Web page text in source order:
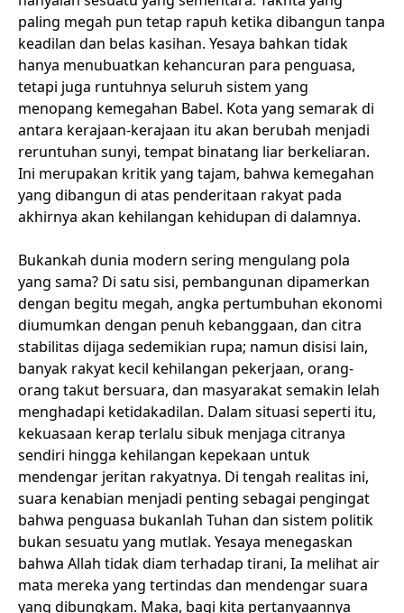
paling megah pun tetap rapuh ketika dibangun tanpa
keadilan dan belas kasihan. Yesaya bahkan tidak
hanya menubuatkan kehancuran para penguasa,
tetapi juga runtuhnya seluruh sistem yang
menopang kemegahan Babel. Kota yang semarak di
antara kerajaan-kerajaan itu akan berubah menjadi
reruntuhan sunyi, tempat binatang liar berkeliaran.
Ini merupakan kritik yang tajam, bahwa kemegahan
yang dibangun di atas penderitaan rakyat pada
akhirnya akan kehilangan kehidupan di dalamnya.
Bukankah dunia modern sering mengulang pola
yang sama? Di satu sisi, pembangunan dipamerkan
dengan begitu megah, angka pertumbuhan ekonomi
diumumkan dengan penuh kebanggaan, dan citra
stabilitas dijaga sedemikian rupa; namun disisi lain,
banyak rakyat kecil kehilangan pekerjaan, orang-
orang takut bersuara, dan masyarakat semakin lelah
menghadapi ketidakadilan. Dalam situasi seperti itu,
kekuasaan kerap terlalu sibuk menjaga citranya
sendiri hingga kehilangan kepekaan untuk
mendengar jeritan rakyatnya. Di tengah realitas ini,
suara kenabian menjadi penting sebagai pengingat
bahwa penguasa bukanlah Tuhan dan sistem politik
bukan sesuatu yang mutlak. Yesaya menegaskan
bahwa Allah tidak diam terhadap tirani, Ia melihat air
mata mereka yang tertindas dan mendengar suara
yang dibungkam. Maka, bagi kita pertanyaannya